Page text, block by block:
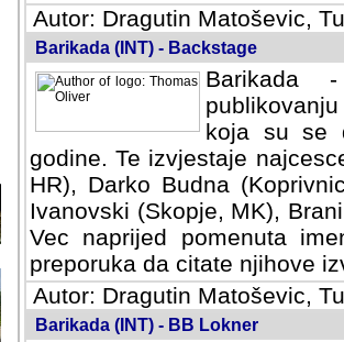
Autor: Dragutin Matoševic,
Barikada (INT) - Backstage
Barikada
koja su se
godine. Te izvjestaje
HR), Darko Budna
Ivanovski (Skopje, MK),
Vec naprijed pomenuta
preporuka da citate njihove
Autor: Dragutin Matoševic,
Barikada (INT) - BB Lokner